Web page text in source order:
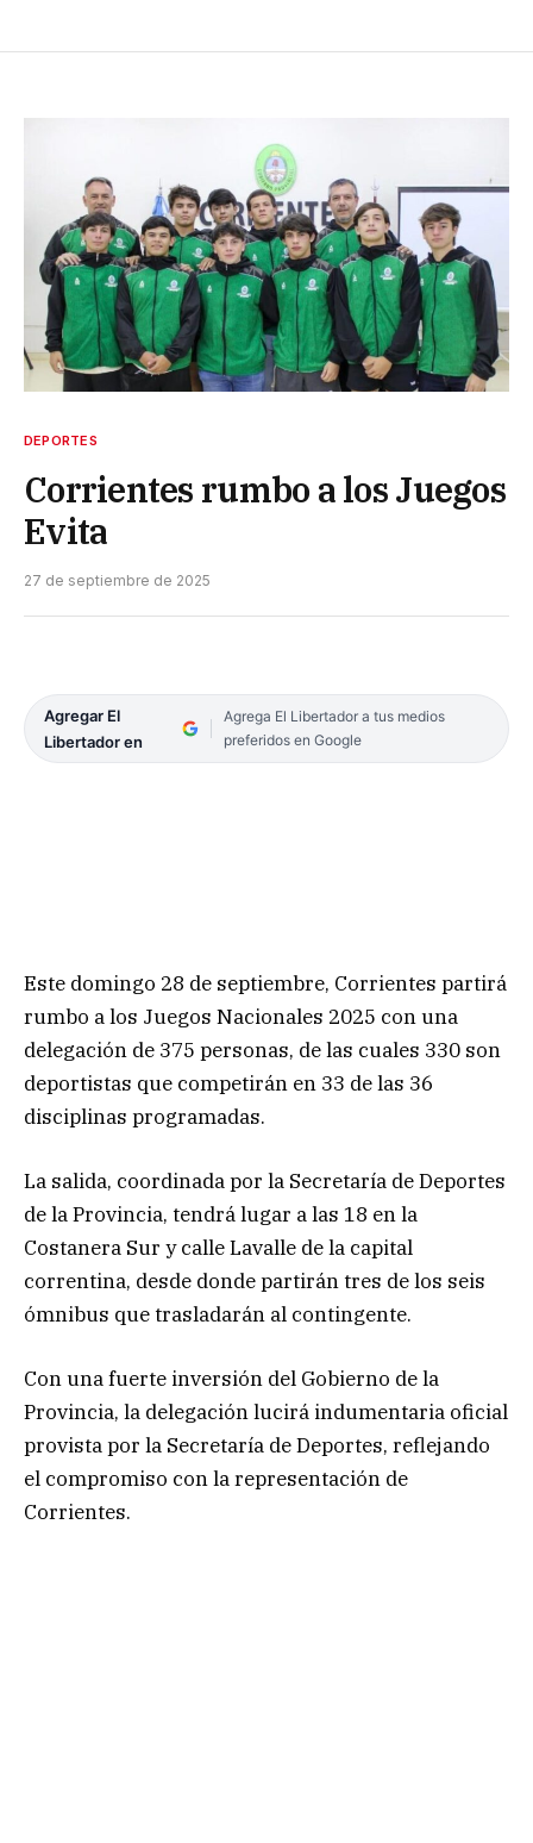
DEPORTES
Corrientes rumbo a los Juegos
Evita
27 de septiembre de 2025
Agregar El
Libertador en
Agrega El Libertador a tus medios
preferidos en Google
Este domingo 28 de septiembre, Corrientes partirá
rumbo a los Juegos Nacionales 2025 con una
delegación de 375 personas, de las cuales 330 son
deportistas que competirán en 33 de las 36
disciplinas programadas.
La salida, coordinada por la Secretaría de Deportes
de la Provincia, tendrá lugar a las 18 en la
Costanera Sur y calle Lavalle de la capital
correntina, desde donde partirán tres de los seis
ómnibus que trasladarán al contingente.
Con una fuerte inversión del Gobierno de la
Provincia, la delegación lucirá indumentaria oficial
provista por la Secretaría de Deportes, reflejando
el compromiso con la representación de
Corrientes.